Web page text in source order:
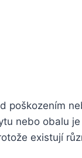
poškozením
nebo obalu
existují